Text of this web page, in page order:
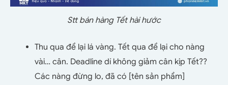
Stt bán hàng Tết hài hước
Thu qua để lại lá vàng. Tết qua để lại cho nàng
vài… cân. Deadline dí không giảm cân kịp Tết??
Các nàng đừng lo, đã có [tên sản phẩm]